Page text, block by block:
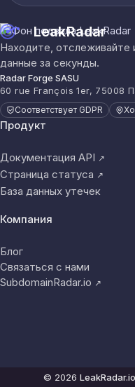
LeakRadar
Находите, отслеживайте
данные за секунды.
Radar Forge SASU
60 rue François 1er, 75008
Соответствует GDPR
Продукт
Документация API ↗
Страница статуса ↗
База данных утечек
Компания
Блог
Связаться с нами
SubdomainRadar.io ↗
© 2026 LeakRadar.io